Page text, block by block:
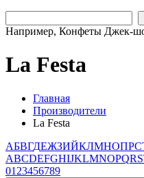
Например, Конфеты Джек-
La Festa
Главная
Производители
La Festa
АБВГДЕЖЗИЙКЛМНОПРС
ABCDEFGHIJKLMNOPQRS
01 23456789